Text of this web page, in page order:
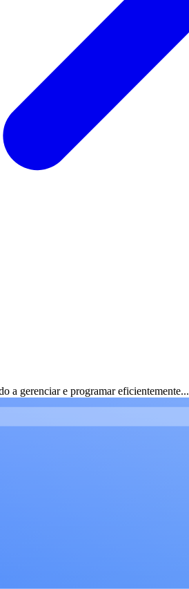
a gerenciar e programar eficientemente...